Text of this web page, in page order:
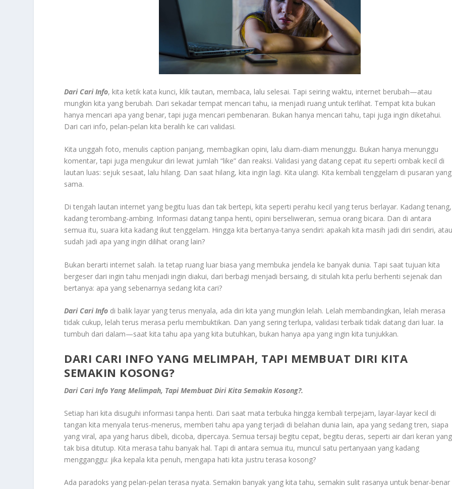
Dari Cari Info, kita ketik kata kunci, klik tautan, membaca, lalu selesai. Tapi seiring waktu, internet berubah—atau
mungkin kita yang berubah. Dari sekadar tempat mencari tahu, ia menjadi ruang untuk terlihat. Tempat kita bukan
hanya mencari apa yang benar, tapi juga mencari pembenaran. Bukan hanya mencari tahu, tapi juga ingin diketahui.
Dari cari info, pelan-pelan kita beralih ke cari validasi.
Kita unggah foto, menulis caption panjang, membagikan opini, lalu diam-diam menunggu. Bukan hanya menunggu
komentar, tapi juga mengukur diri lewat jumlah “like” dan reaksi. Validasi yang datang cepat itu seperti ombak kecil di
lautan luas: sejuk sesaat, lalu hilang. Dan saat hilang, kita ingin lagi. Kita ulangi. Kita kembali tenggelam di pusaran yang
sama.
Di tengah lautan internet yang begitu luas dan tak bertepi, kita seperti perahu kecil yang terus berlayar. Kadang tenang,
kadang terombang-ambing. Informasi datang tanpa henti, opini berseliweran, semua orang bicara. Dan di antara
semua itu, suara kita kadang ikut tenggelam. Hingga kita bertanya-tanya sendiri: apakah kita masih jadi diri sendiri, atau
sudah jadi apa yang ingin dilihat orang lain?
Bukan berarti internet salah. Ia tetap ruang luar biasa yang membuka jendela ke banyak dunia. Tapi saat tujuan kita
bergeser dari ingin tahu menjadi ingin diakui, dari berbagi menjadi bersaing, di situlah kita perlu berhenti sejenak dan
bertanya: apa yang sebenarnya sedang kita cari?
Dari Cari Info di balik layar yang terus menyala, ada diri kita yang mungkin lelah. Lelah membandingkan, lelah merasa
tidak cukup, lelah terus merasa perlu membuktikan. Dan yang sering terlupa, validasi terbaik tidak datang dari luar. Ia
tumbuh dari dalam—saat kita tahu apa yang kita butuhkan, bukan hanya apa yang ingin kita tunjukkan.
DARI CARI INFO YANG MELIMPAH, TAPI MEMBUAT DIRI KITA
SEMAKIN KOSONG?
Dari Cari Info Yang Melimpah, Tapi Membuat Diri Kita Semakin Kosong?.
Setiap hari kita disuguhi informasi tanpa henti. Dari saat mata terbuka hingga kembali terpejam, layar-layar kecil di
tangan kita menyala terus-menerus, memberi tahu apa yang terjadi di belahan dunia lain, apa yang sedang tren, siapa
yang viral, apa yang harus dibeli, dicoba, dipercaya. Semua tersaji begitu cepat, begitu deras, seperti air dari keran yang
tak bisa ditutup. Kita merasa tahu banyak hal. Tapi di antara semua itu, muncul satu pertanyaan yang kadang
mengganggu: jika kepala kita penuh, mengapa hati kita justru terasa kosong?
Ada paradoks yang pelan-pelan terasa nyata. Semakin banyak yang kita tahu, semakin sulit rasanya untuk benar-benar